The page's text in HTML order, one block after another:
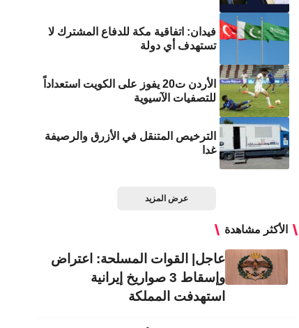
فيدان: اتفاقية مكة للدفاع المشترك لا
تستهدف أي دولة
الأردن ت20 يفوز على الكويت استعداداً
للتصفيات الآسيوية
الترخيص المتنقل في الأزرق والرصيفة
غدا
عرض المزيد
الأكثر مشاهدة
عاجل| القوات المسلحة: اعتراض
وإسقاط 3 صواريخ إيرانية
استهدفت المملكة